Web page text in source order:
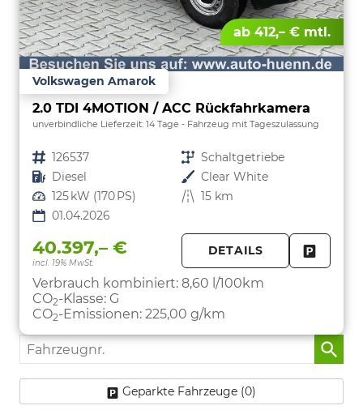
ab 412,– € mtl.
Volkswagen Amarok
2.0 TDI 4MOTION / ACC Rückfahrkamera
unverbindliche Lieferzeit: 14 Tage Fahrzeug mit Tageszulassung
Fahrzeugnr. 126537 Getriebe Schaltgetriebe
Kraftstoff Diesel Außenfarbe Clear White
Leistung 125 kW (170 PS) Kilometerstand 15 km
01.04.2026
40.397,– €
incl. 19% MwSt.
DETAILS
Verbrauch kombiniert: 8,60 l/100km
CO2-Klasse: G
CO2-Emissionen: 225,00 g/km
Fahrzeugnr.
Geparkte Fahrzeuge (0)